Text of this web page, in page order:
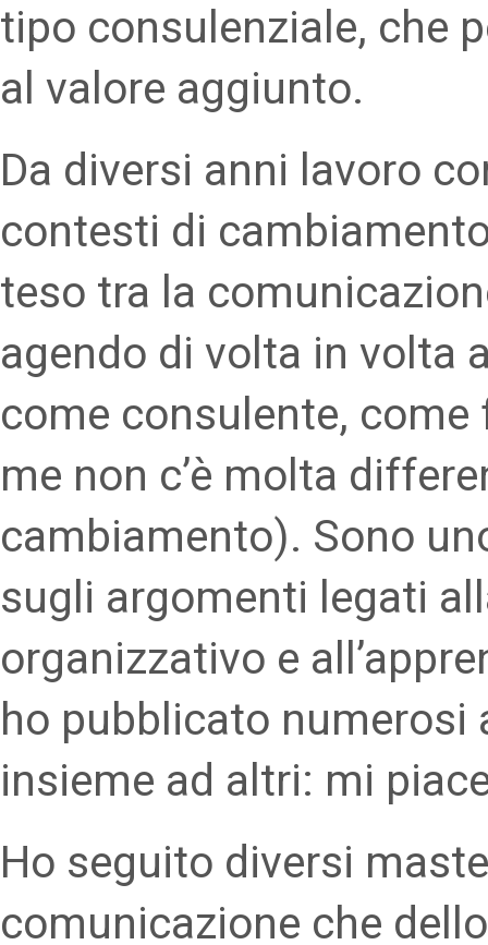
tipo consulenziale, che
al valore aggiunto.
Da diversi anni lavoro
contesti di
teso tra la
agendo di volta in volta
come consulente,
me non c’è molta
cambiamento). Sono
sugli argomenti legati
organizzativo e
ho pubblicato
insieme ad altri: mi
Ho seguito diversi
comunicazione che